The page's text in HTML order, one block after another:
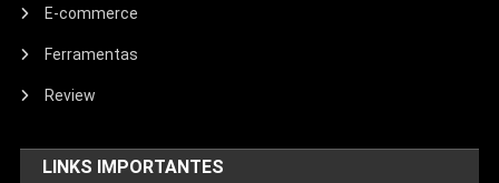
E-commerce
Ferramentas
Review
LINKS IMPORTANTES